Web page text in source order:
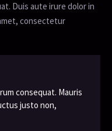
Duis aute irure dolor in
consectetur
consequat. Mauris
justo non,